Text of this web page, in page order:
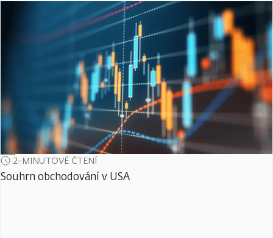
2-MINUTOVÉ ČTENÍ
Souhrn obchodování v USA